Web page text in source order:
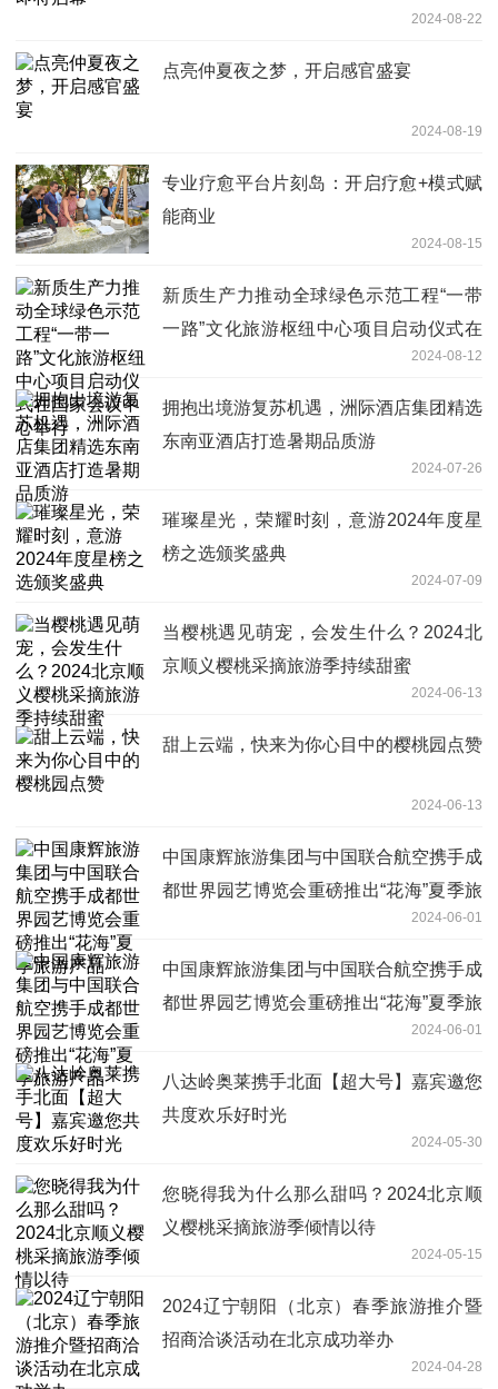
2024-08-22
点亮仲夏夜之梦，开启感官盛宴
2024-08-19
专业疗愈平台片刻岛：开启疗愈+模式赋
能商业
2024-08-15
新质生产力推动全球绿色示范工程“一带
一路”文化旅游枢纽中心项目启动仪式在
2024-08-12
拥抱出境游复苏机遇，洲际酒店集团精选
东南亚酒店打造暑期品质游
2024-07-26
璀璨星光，荣耀时刻，意游2024年度星
榜之选颁奖盛典
2024-07-09
当樱桃遇见萌宠，会发生什么？2024北
京顺义樱桃采摘旅游季持续甜蜜
2024-06-13
甜上云端，快来为你心目中的樱桃园点赞
2024-06-13
中国康辉旅游集团与中国联合航空携手成
都世界园艺博览会重磅推出“花海”夏季旅
2024-06-01
中国康辉旅游集团与中国联合航空携手成
都世界园艺博览会重磅推出“花海”夏季旅
2024-06-01
八达岭奥莱携手北面【超大号】嘉宾邀您
共度欢乐好时光
2024-05-30
您晓得我为什么那么甜吗？2024北京顺
义樱桃采摘旅游季倾情以待
2024-05-15
2024辽宁朝阳（北京）春季旅游推介暨
招商洽谈活动在北京成功举办
2024-04-28